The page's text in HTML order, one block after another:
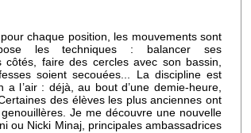
chaque position, les mouvements sont
les techniques : balancer ses
faire des cercles avec son bassin,
soient secouées... La discipline est
a l’air : déjà, au bout d’une demie-heure,
des élèves les plus anciennes ont
Je me découvre une nouvelle
ou Nicki Minaj, principales ambassadrices